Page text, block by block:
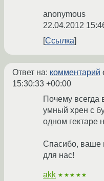
anonymous
22.04.2012
Ссылка
Ответ на: комментарий
15:30:33 +00:00
Почему всегда
умный хрен с
одном гектаре
Спасибо, ваше
для нас!
akk ★★★★★